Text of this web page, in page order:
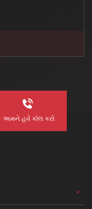
અમને હવે કૉલ કરો